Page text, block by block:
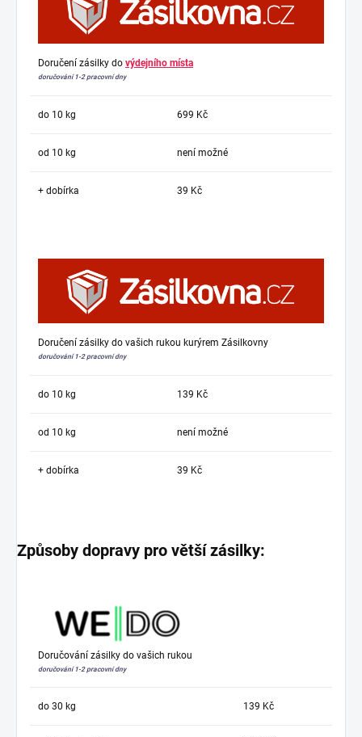
Doručení zásilky do výdejního místa
doručování 1-2 pracovní dny
do 10 kg 699 Kč
od 10 kg není možné
+ dobírka 39 Kč
Doručení zásilky do vašich rukou kurýrem Zásilkovny
doručování 1-2 pracovní dny
do 10 kg 139 Kč
od 10 kg není možné
+ dobírka 39 Kč
Způsoby dopravy pro větší zásilky:
Doručování zásilky do vašich rukou
doručování 1-2 pracovní dny
do 30 kg 139 Kč